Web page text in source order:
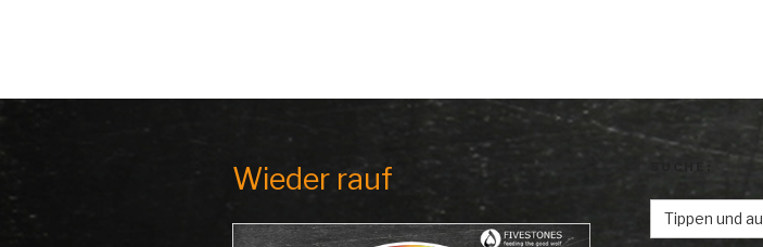
Wieder rauf
Search
for: